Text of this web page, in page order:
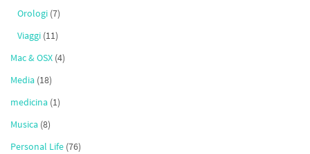
Orologi (7)
Viaggi (11)
Mac & OSX (4)
Media (18)
medicina (1)
Musica (8)
Personal Life (76)